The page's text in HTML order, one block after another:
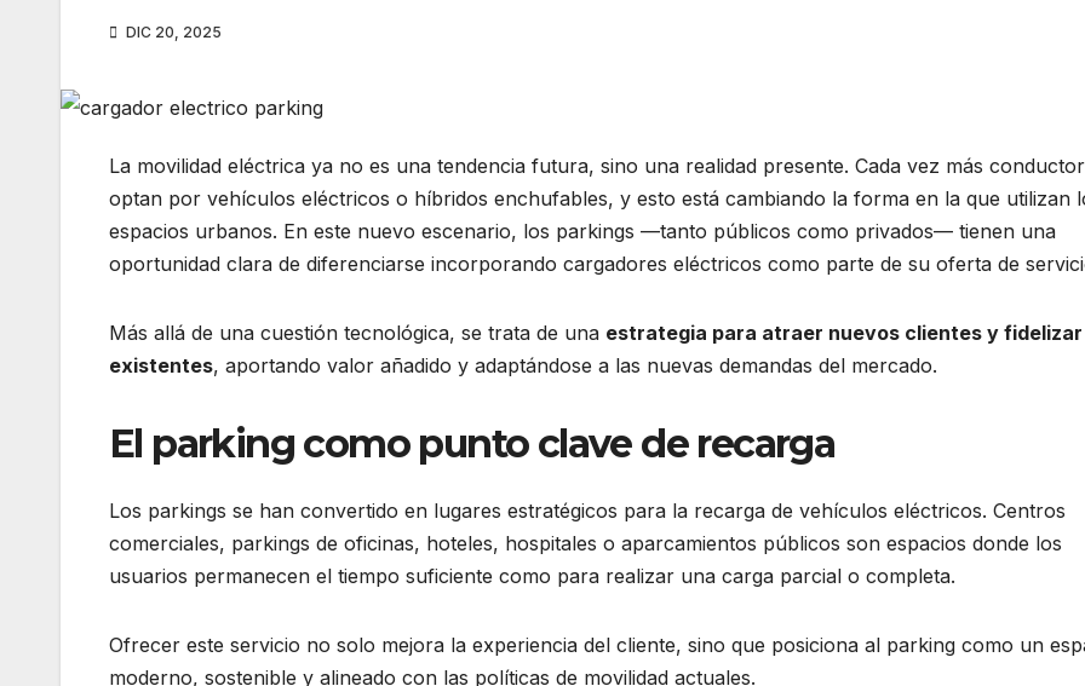
DIC 20, 2025
La movilidad eléctrica ya no es una tendencia futura, sino una realidad presente. Cada vez más
optan por vehículos eléctricos o híbridos enchufables, y esto está cambiando la forma en la que utilizan
espacios urbanos. En este nuevo escenario, los parkings —tanto públicos como privados— tienen una
oportunidad clara de diferenciarse incorporando cargadores eléctricos como parte de su oferta de
Más allá de una cuestión tecnológica, se trata de una estrategia para atraer nuevos clientes y fidelizar
existentes, aportando valor añadido y adaptándose a las nuevas demandas del mercado.
El parking como punto clave de recarga
Los parkings se han convertido en lugares estratégicos para la recarga de vehículos eléctricos. Centros
comerciales, parkings de oficinas, hoteles, hospitales o aparcamientos públicos son espacios donde los
usuarios permanecen el tiempo suficiente como para realizar una carga parcial o completa.
Ofrecer este servicio no solo mejora la experiencia del cliente, sino que posiciona al parking como un
moderno, sostenible y alineado con las políticas de movilidad actuales.